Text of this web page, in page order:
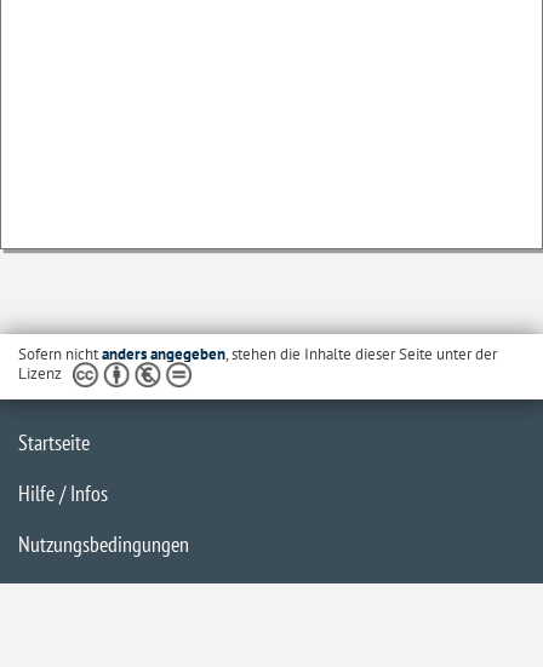
Sofern nichtanders angegeben, stehen die Inhalte dieser Seite unter der
Lizenz
Startseite
Hilfe / Infos
Nutzungsbedingungen